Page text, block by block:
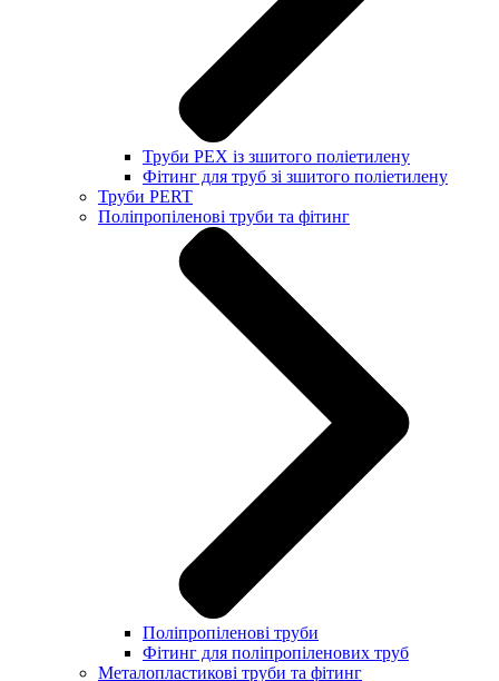
Труби PEX із зшитого поліетилену
Фітинг для труб зі зшитого поліетилену
Труби PERT
Поліпропіленові труби та фітинг
Поліпропіленові труби
Фітинг для поліпропіленових труб
Металопластикові труби та фітинг